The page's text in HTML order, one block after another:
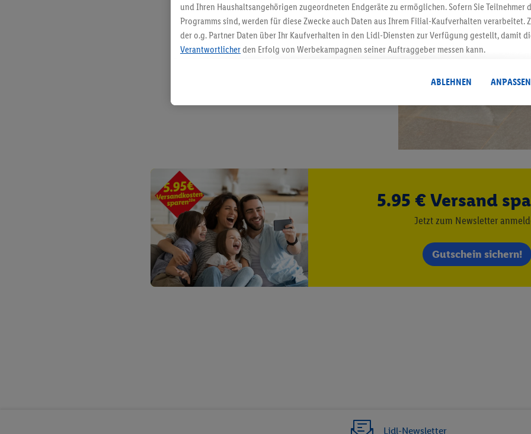
5.95 € Versand
Jetzt zum Newsletter
Gutschein sichern!
Lidl-Newsletter
und Ihren Haushaltsangehörigen zugeordneten Endgeräte zu ermöglichen. Sofern Sie Teilnehmer
Programms sind, werden für diese Zwecke auch Daten aus Ihrem Filial-Kaufverhalten verarbeitet.
der o.g. Partner Daten über Ihr Kaufverhalten in den Lidl-Diensten zur Verfügung gestellt, damit
Verantwortlicherden Erfolg von Werbekampagnen seiner Auftraggeber messen kann.
angereicherten Profilen. Dies umfasst die Zusammenführung von Daten (z.B. über Ihre Nutzung
Kaufverhalten in den Lidl-Diensten, Informationen aus Ihrem Kundenkonto - z.B. Alter oder
genauen Standortdaten) auch über verschiedene Endgeräte und Lidl-Dienste hinweg
und/ oder dem Zugriff auf Informationen auf Ihren Endgeräten zur Erstellung von Zielgruppen
Erfolgsmessung der Werbung, zur Zielgruppenforschung, zur Entwicklung von Angeboten sowie
Sofern Sie hier Ihre Zustimmung dazu erteilen und danach ein Lidl Plus-Konto erstellen bzw. sich
Plus-Konto einloggen, kann darüber hinaus auch Ihre dort angegebene E-Mail-Adresse von uns in
Verantwortlichkeit mit einem der oben genannten Partner verwendet werden, um daraus eine
zu erstellen (die sogenannte EUID), die wir sodann ähnlich wie die sogleich beschriebene Utiq-
können, um Sie in von Dritten betriebenen Diensten zu erkennen und Ihnen personalisierte
Hierzu wird von uns und einem der anderen oben genannten Partner auch Ihre in einen Hashwert
Adresse in gemeinsamer Verantwortlichkeit verarbeitet.
Zudem erlauben Sie uns, der Utiq SA/NV („Utiq“) und Ihrem
den Lidl-Diensten einzusetzen. Utiq prüft zunächst anhand Ihrer IP-Adresse, ob die Technologie
die Lidl-Dienste) widerrufen. Weitere Informationen finden Sie in den
ABLEHNEN ANPASSEN